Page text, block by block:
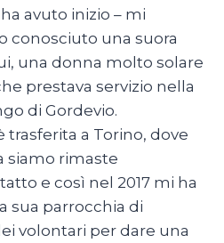
avuto inizio – mi
conosciuto una suora
una donna molto solare
prestava servizio nella
di Gordevio.
trasferita a Torino, dove
siamo rimaste
e così nel 2017 mi ha
sua parrocchia di
volontari per dare una